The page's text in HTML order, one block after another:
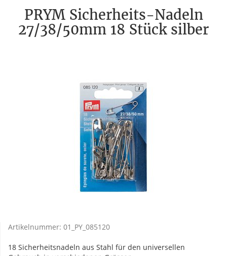
PRYM Sicherheits-Nadeln
27/38/50mm 18 Stück silber
Artikelnummer: 01_PY_085120
18 Sicherheitsnadeln aus Stahl für den universellen